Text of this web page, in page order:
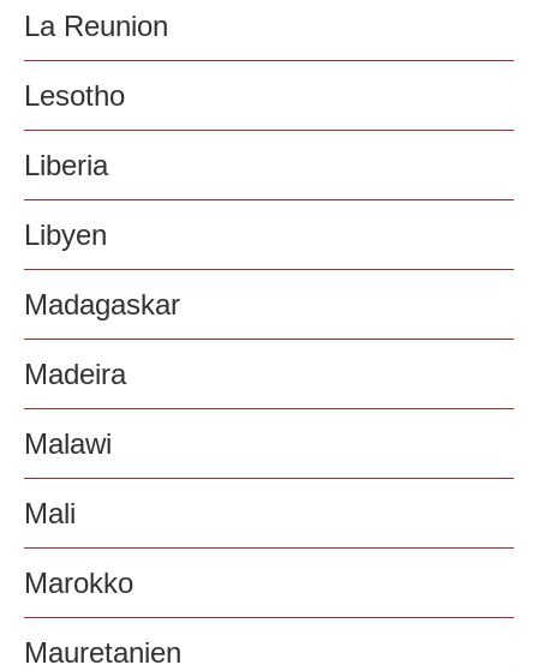
La Reunion
Lesotho
Liberia
Libyen
Madagaskar
Madeira
Malawi
Mali
Marokko
Mauretanien